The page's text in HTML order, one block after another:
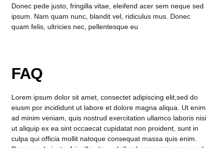
Donec pede justo, fringilla vitae, eleifend acer sem neque sed
ipsum. Nam quam nunc, blandit vel, ridiculus mus. Donec
quam felis, ultricies nec, pellentesque eu
FAQ
Lorem ipsum dolor sit amet, consectet adipiscing elit,sed do
eiusm por incididunt ut labore et dolore magna aliqua. Ut enim
ad minim veniam, quis nostrud exercitation ullamco laboris nisi
ut aliquip ex ea sint occaecat cupidatat non proident, sunt in
culpa qui officia mollit natoque consequat massa quis enim.